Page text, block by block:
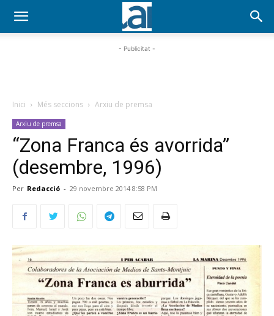
- Publicitat -
Inici Més seccions Arxiu de premsa
Arxiu de premsa
“Zona Franca és avorrida”
(desembre, 1996)
Per Redacció - 29 novembre 2014 8:58 PM